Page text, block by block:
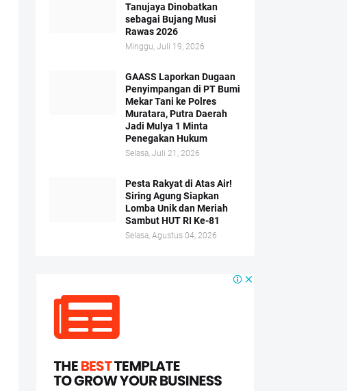
Tanujaya Dinobatkan
sebagai Bujang Musi
Rawas 2026
Minggu, Juli 19, 2026
GAASS Laporkan Dugaan
Penyimpangan di PT Bumi
Mekar Tani ke Polres
Muratara, Putra Daerah
Jadi Mulya 1 Minta
Penegakan Hukum
Selasa, Juli 21, 2026
Pesta Rakyat di Atas Air!
Siring Agung Siapkan
Lomba Unik dan Meriah
Sambut HUT RI Ke-81
Selasa, Agustus 04, 2026